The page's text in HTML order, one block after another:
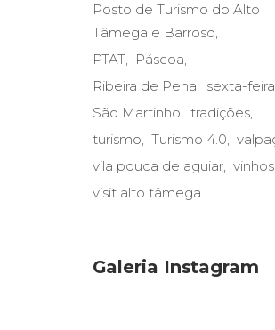
Posto de Turismo do Alto
Tâmega e Barroso
PTAT
Páscoa
Ribeira de Pena
sexta-feira
São Martinho
tradições
turismo
Turismo 4.0
vila pouca de aguiar
vinhos
visit alto tâmega
Galeria Instagram